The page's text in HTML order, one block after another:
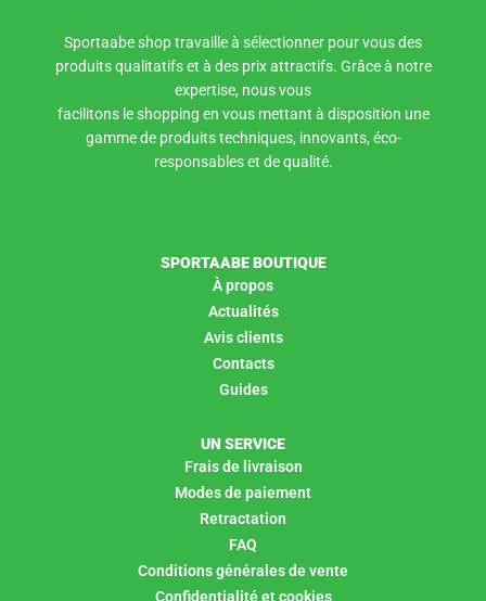
Sportaabe shop travaille à sélectionner pour vous des
produits qualitatifs et à des prix attractifs. Grâce à notre
expertise, nous vous
facilitons le shopping en vous mettant à disposition une
gamme de produits techniques, innovants, éco-
responsables et de qualité.
SPORTAABE BOUTIQUE
À propos
Actualités
Avis clients
Contacts
Guides
UN SERVICE
Frais de livraison
Modes de paiement
Retractation
FAQ
Conditions générales de vente
Confidentialité et cookies